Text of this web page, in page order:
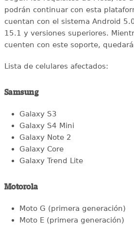
podrán continuar con esta
cuentan con el sistema Android
15.1 y versiones superiores.
cuenten con este soporte,
Lista de celulares afectados:
Samsung
Galaxy S3
Galaxy S4 Mini
Galaxy Note 2
Galaxy Core
Galaxy Trend Lite
Motorola
Moto G (primera generación)
Moto E (primera generación)